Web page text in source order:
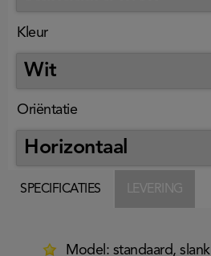
Kleur
Oriëntatie
SPECIFICATIES LEVERING
Model: standaard,